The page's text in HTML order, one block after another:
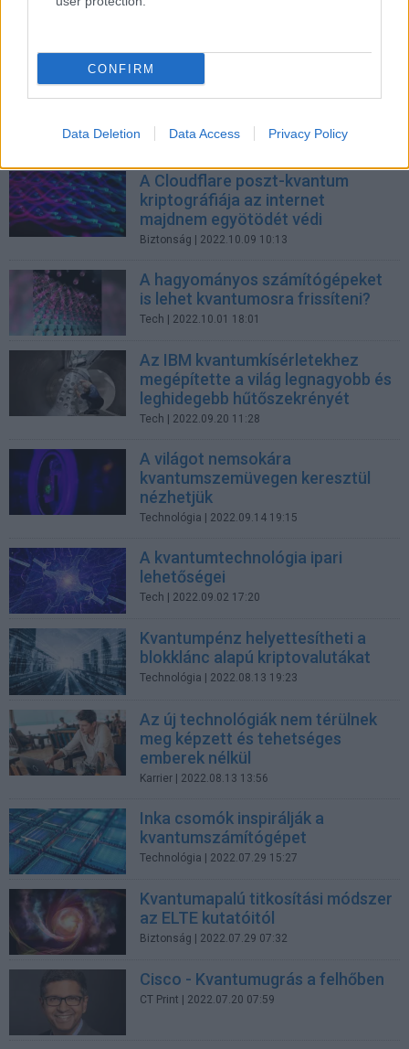
CONFIRM
Data Deletion Data Access Privacy Policy
Miért kell már most elkezdeni a
kvantumtitkosításra való áttérés
Biztonság| 2022.10.13 16:24
A Cloudflare poszt-kvantum
kriptográfiája az internet
majdnem egyötödét védi
Biztonság | 2022.10.09 10:13
A hagyományos számítógépeket
is lehet kvantumosra frissíteni?
Tech | 2022.10.01 18:01
Az IBM kvantumkísérletekhez
megépítette a világ legnagyobb és
leghidegebb hűtőszekrényét
Tech | 2022.09.20 11:28
A világot nemsokára
kvantumszemüvegen keresztül
nézhetjük
Technológia | 2022.09.14 19:15
A kvantumtechnológia ipari
lehetőségei
Tech | 2022.09.02 17:20
Kvantumpénz helyettesítheti a
blokklánc alapú kriptovalutákat
Technológia | 2022.08.13 19:23
Az új technológiák nem térülnek
meg képzett és tehetséges
emberek nélkül
Karrier | 2022.08.13 13:56
Inka csomók inspirálják a
kvantumszámítógépet
Technológia | 2022.07.29 15:27
Kvantumapalú titkosítási módszer
az ELTE kutatóitól
Biztonság | 2022.07.29 07:32
Cisco - Kvantumugrás a felhőben
CT Print | 2022.07.20 07:59